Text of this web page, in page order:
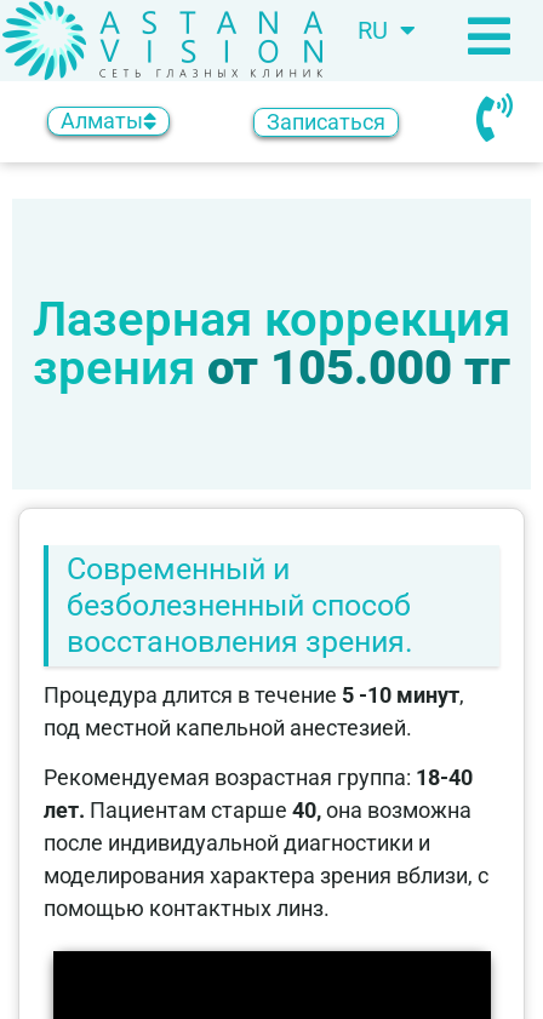
RU
KZ
Алматы Записаться
Лазерная коррекция
зрения от 105.000 тг
Современный и
безболезненный способ
восстановления зрения.
Процедура длится в течение 5 -10 минут,
под местной капельной анестезией.
Рекомендуемая возрастная группа: 18-40
лет. Пациентам старше 40,она возможна
после индивидуальной диагностики и
моделирования характера зрения вблизи, с
помощью контактных линз.